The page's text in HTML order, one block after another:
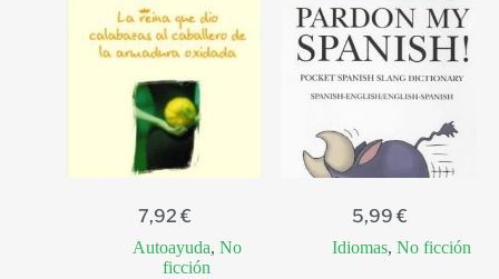
7,92 €
Autoayuda, No
ficción
5,99 €
Idiomas, No ficción